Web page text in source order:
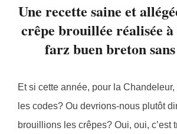
Une recette saine et
crêpe brouillée réalisée
farz buen breton
Et si cette année, pour la
les codes? Ou devrions-nous plutôt
brouillions les crêpes? Oui, oui, c’est